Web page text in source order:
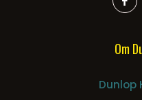
Om
Dunlop